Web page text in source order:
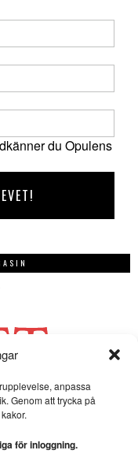
anpassa
Genom att trycka på
för inloggning.
du Opulens